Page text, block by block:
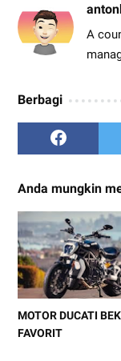
A
Berbagi
Anda mungkin
MOTOR DUCATI
FAVORIT